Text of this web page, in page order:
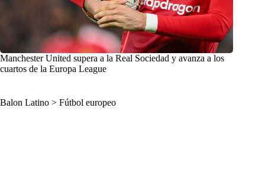
Manchester United supera a la Real Sociedad y avanza a los
cuartos de la Europa League
Balon Latino > Fútbol europeo